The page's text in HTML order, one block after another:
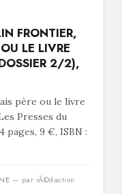
FRONTIER,
LE LIVRE
2/2),
père ou le livre
Presses du
pages, 9 €, ISBN :
— par rÃ©daction